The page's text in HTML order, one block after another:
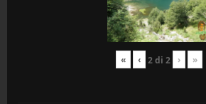
« ‹ 2 di 2 › »